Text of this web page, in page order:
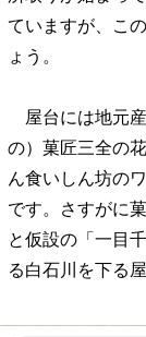
ていますが、こ
ょう。
屋台には地元
の）菓匠三全の
ん食いしん坊の
です。さすがに
と仮設の「一目
る白石川を下る